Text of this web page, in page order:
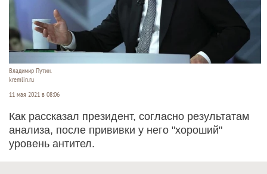
Владимир Путин.
kremlin.ru
11 мая 2021 в 08:06
Как рассказал президент, согласно результатам
анализа, после прививки у него "хороший"
уровень антител.